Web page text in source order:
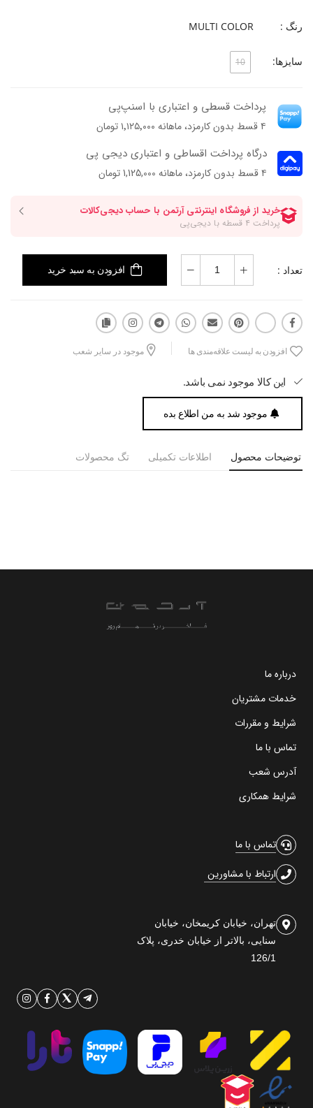
رنگ : MULTI COLOR
سایزها: 10
پرداخت قسطی و اعتباری با اسنپ‌پی
۴ قسط بدون کارمزد، ماهانه ۱٬۱۲۵٬۰۰۰ تومان
درگاه پرداخت اقساطی و اعتباری دیجی پی
۴ قسط بدون کارمزد، ماهانه 1,125,000 تومان
تعداد : افزودن به سبد خرید
افزودن به لیست علاقه‌مندی ها موجود در سایر شعب
این کالا موجود نمی باشد.
موجود شد به من اطلاع بده
توضیحات محصول اطلاعات تکمیلی تگ محصولات
درباره ما
خدمات مشتریان
شرایط و مقررات
تماس با ما
آدرس شعب
شرایط همکاری
تماس با ما
ارتباط با مشاورین
تهران، خیابان کریمخان، خیابان
سنایی، بالاتر از خیابان خدری، پلاک
126/1